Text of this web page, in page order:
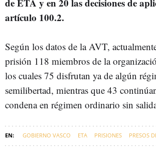
artículo 100.2.
Según los datos de la AVT,
prisión 118 miembros de la
los cuales 75 disfrutan ya de algún
semilibertad, mientras que 43
condena en régimen ordinario sin
GOBIERNO VASCO ETA PRISIONES PRESOS